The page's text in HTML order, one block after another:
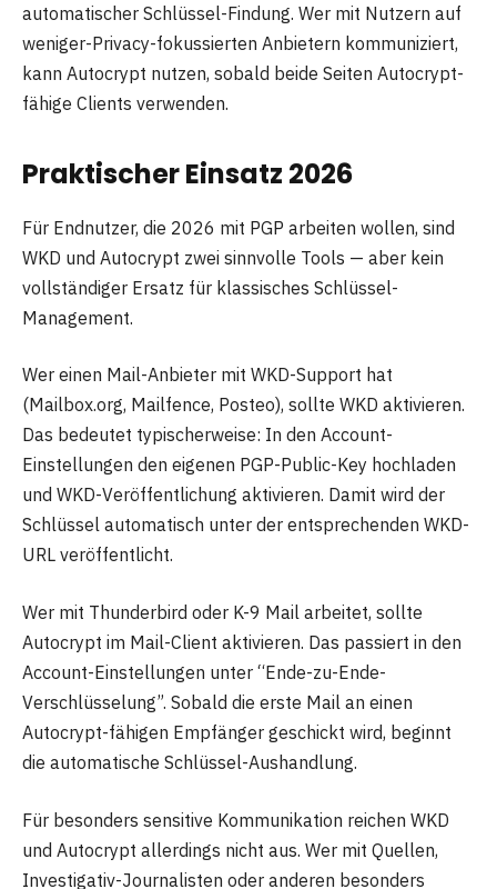
automatischer Schlüssel-Findung. Wer mit Nutzern auf
weniger-Privacy-fokussierten Anbietern kommuniziert,
kann Autocrypt nutzen, sobald beide Seiten Autocrypt-
fähige Clients verwenden.
Praktischer Einsatz 2026
Für Endnutzer, die 2026 mit PGP arbeiten wollen, sind
WKD und Autocrypt zwei sinnvolle Tools — aber kein
vollständiger Ersatz für klassisches Schlüssel-
Management.
Wer einen Mail-Anbieter mit WKD-Support hat
(Mailbox.org, Mailfence, Posteo), sollte WKD aktivieren.
Das bedeutet typischerweise: In den Account-
Einstellungen den eigenen PGP-Public-Key hochladen
und WKD-Veröffentlichung aktivieren. Damit wird der
Schlüssel automatisch unter der entsprechenden WKD-
URL veröffentlicht.
Wer mit Thunderbird oder K-9 Mail arbeitet, sollte
Autocrypt im Mail-Client aktivieren. Das passiert in den
Account-Einstellungen unter “Ende-zu-Ende-
Verschlüsselung”. Sobald die erste Mail an einen
Autocrypt-fähigen Empfänger geschickt wird, beginnt
die automatische Schlüssel-Aushandlung.
Für besonders sensitive Kommunikation reichen WKD
und Autocrypt allerdings nicht aus. Wer mit Quellen,
Investigativ-Journalisten oder anderen besonders